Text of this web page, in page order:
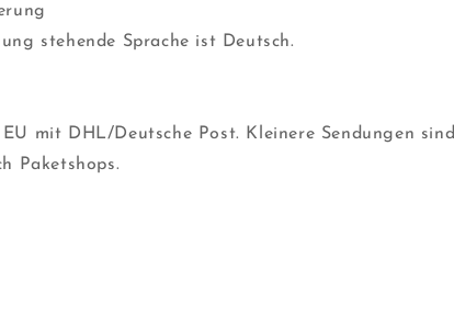
stehende Sprache ist Deutsch.
mit DHL/Deutsche Post. Kleinere Sendungen sind
Paketshops.